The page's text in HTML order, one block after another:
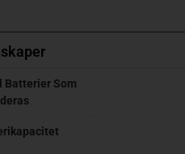
Batterier Som